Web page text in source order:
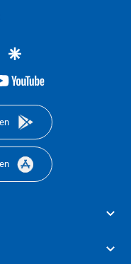
twittergoogle
youtube-